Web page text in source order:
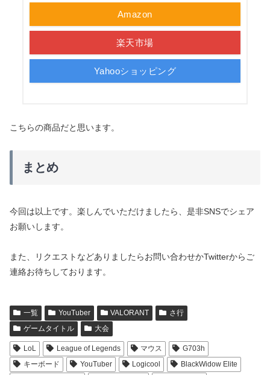
Amazon
楽天市場
Yahooショッピング
こちらの商品だと思います。
まとめ
今回は以上です。楽しんでいただけましたら、是非SNSでシェア
お願いします。
また、リクエストなどありましたらお問い合わせかTwitterからご
連絡お待ちしております。
一覧 YouTuber VALORANT
さ行
ゲームタイトル
大会
LoL League of Legends マウス
G703h
キーボード
YouTuber Logicool
BlackWidow Elite